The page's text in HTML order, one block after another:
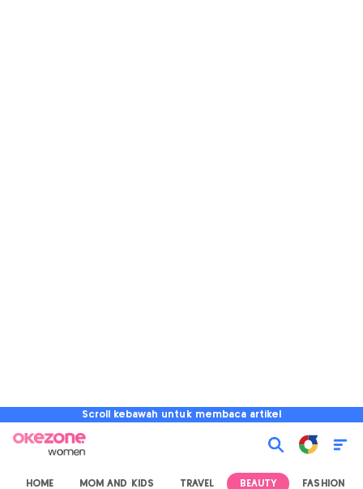
Scroll kebawah untuk membaca artikel
HOME MOM AND KIDS TRAVEL BEAUTY FASHION